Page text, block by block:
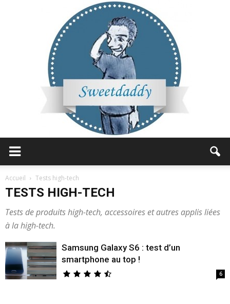
Accueil Tests high-tech
TESTS HIGH-TECH
Tests de produits high-tech, accessoires et autres applis liées
à la high-tech.
Samsung Galaxy S6 : test d’un
smartphone au top !
6